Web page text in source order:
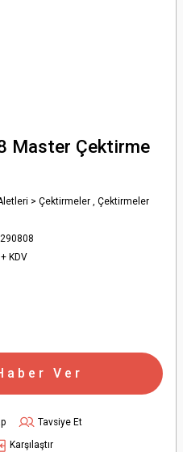
Master Çektirme
> Çektirmeler ,Çektirmeler
KDV
Ver
Tavsiye Et
Karşılaştır